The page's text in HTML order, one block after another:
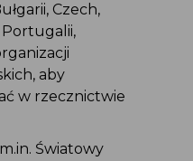
Czech,
Portugalii,
aby
w rzecznictwie
Światowy